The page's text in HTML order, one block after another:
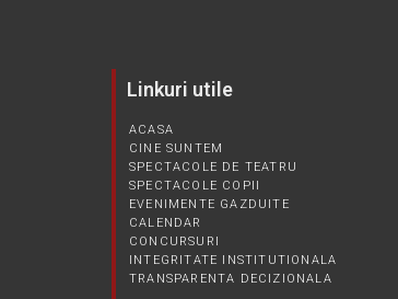
Linkuri utile
ACASA
CINE SUNTEM
SPECTACOLE DE TEATRU
SPECTACOLE COPII
EVENIMENTE GAZDUITE
CALENDAR
CONCURSURI
INTEGRITATE INSTITUTIONALA
TRANSPARENTA DECIZIONALA